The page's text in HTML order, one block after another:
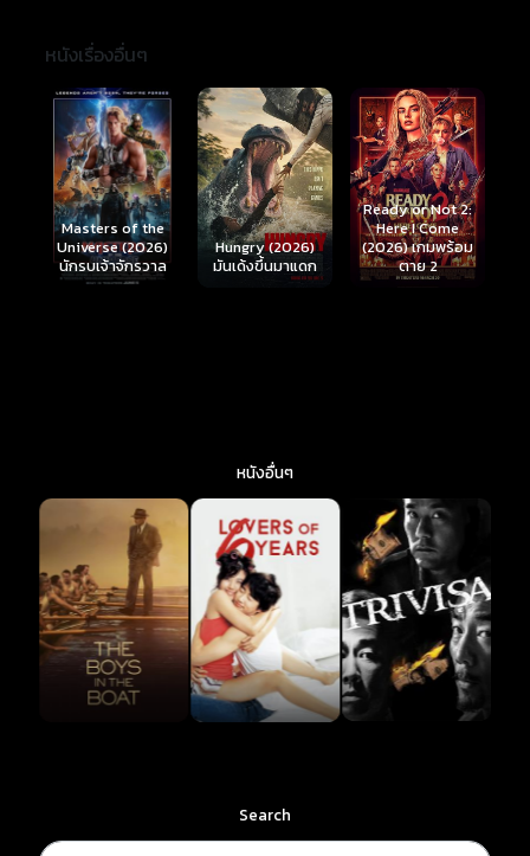
หนังเรื่องอื่นๆ
Masters of the
Universe (2026)
นักรบเจ้าจักรวาล
Hungry (2026)
มันเด้งขึ้นมาแดก
Ready or Not 2:
Here I Come
(2026) เกมพร้อม
ตาย 2
หนังอื่นๆ
Search